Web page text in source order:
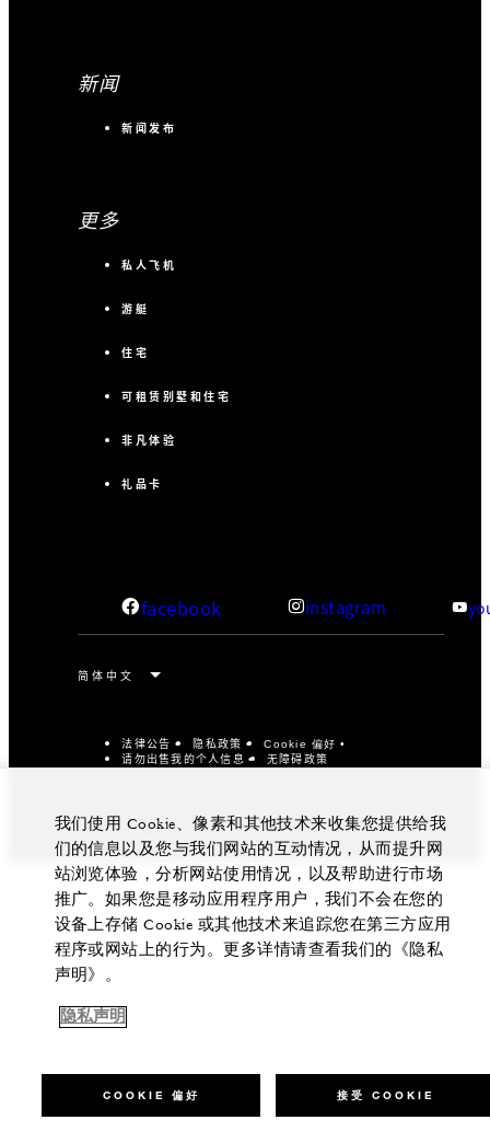
新闻
新闻发布
更多
私人飞机
游艇
住宅
可租赁别墅和住宅
非凡体验
礼品卡
facebook instagram
法律公告 隐私政策 Cookie 偏好
请勿出售我的个人信息 无障碍政策
我们使用 Cookie、像素和其他技术来收集您提供给我
们的信息以及您与我们网站的互动情况，从而提升网
站浏览体验，分析网站使用情况，以及帮助进行市场
推广。如果您是移动应用程序用户，我们不会在您的
设备上存储 Cookie 或其他技术来追踪您在第三方应用
程序或网站上的行为。更多详情请查看我们的《隐私
声明》。
隐私声明
COOKIE 偏好 接受 COOKIE